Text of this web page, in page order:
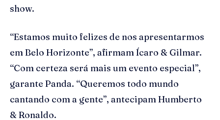
show.
“Estamos muito felizes de nos apresentarmos
em Belo Horizonte”, afirmam Ícaro & Gilmar.
“Com certeza será mais um evento especial”,
garante Panda. “Queremos todo mundo
cantando com a gente”, antecipam Humberto
& Ronaldo.